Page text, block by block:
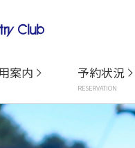
案内 予約状況
RESERVATION